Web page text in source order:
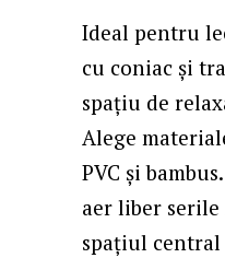
Ideal pentru
cu coniac și
spațiu de
Alege
PVC și
aer liber
spațiul